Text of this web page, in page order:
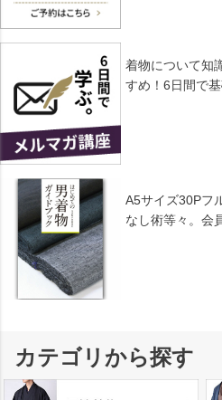
着物について知
すめ！6日間で
A5サイズ30Pフ
なし術等々。会
カテゴリから探す